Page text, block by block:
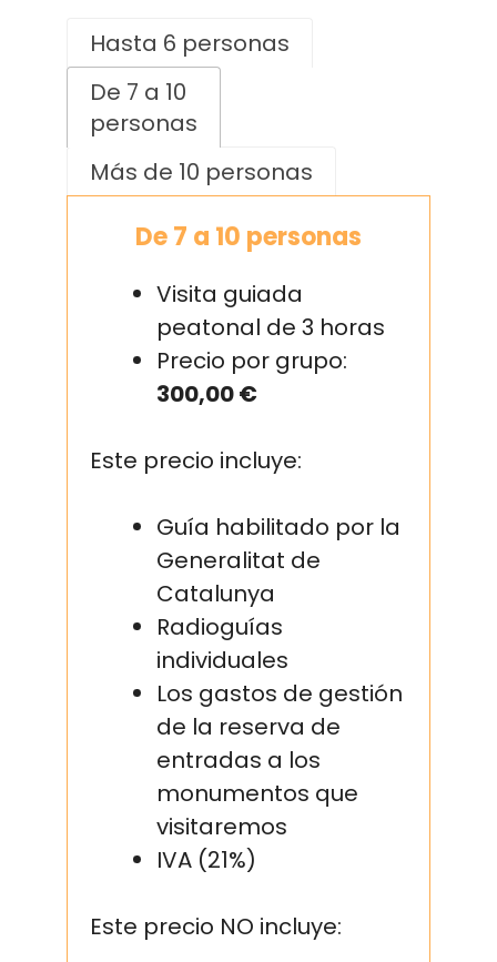
Hasta 6 personas
De 7 a 10
personas
Más de 10 personas
De 7 a 10 personas
Visita guiada
peatonal de 3 horas
Precio por grupo:
300,00 €
Este precio incluye:
Guía habilitado por la
Generalitat de
Catalunya
Radioguías
individuales
Los gastos de gestión
de la reserva de
entradas a los
monumentos que
visitaremos
IVA (21%)
Este precio NO incluye: